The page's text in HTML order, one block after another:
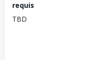
requis
TBD